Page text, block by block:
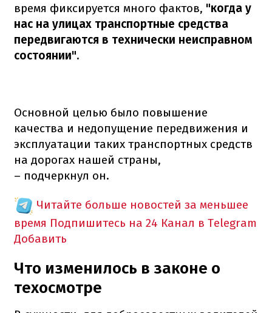
время фиксируется много фактов, "когда у
нас на улицах транспортные средства
передвигаются в технически неисправном
состоянии".
Основной целью было повышение
качества и недопущение передвижения и
эксплуатации таких транспортных средств
на дорогах нашей страны,
– подчеркнул он.
Читайте больше новостей за меньшее
время Подпишитесь на 24 Канал в Telegram
Добавить
Что изменилось в законе о
техосмотре